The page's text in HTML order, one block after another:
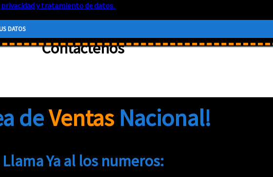
Contactenos
deVentas Nacional!
Llama Ya al los numeros:
y tratamiento de datos.